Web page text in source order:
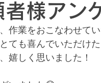
者様アン
作業をおこなわせて
ても喜んでいただけ
嬉しく思いました！